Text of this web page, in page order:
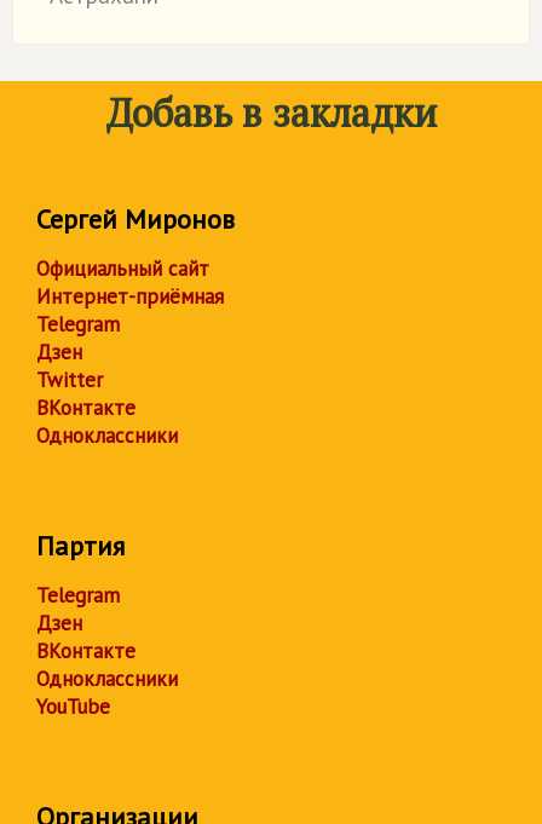
Добавь в закладки
Сергей Миронов
Официальный сайт
Интернет-приёмная
Telegram
Дзен
Twitter
ВКонтакте
Одноклассники
Партия
Telegram
Дзен
ВКонтакте
Одноклассники
YouTube
Организации